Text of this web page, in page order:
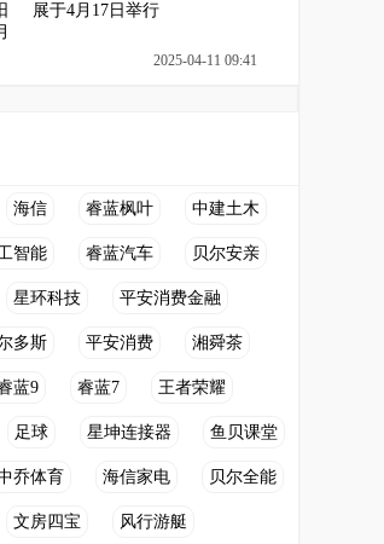
展于4月17日举行
2025-04-11 09:41
海信 睿蓝枫叶 中建土木
智能 睿蓝汽车 贝尔安亲
星环科技 平安消费金融
多斯 平安消费 湘舜茶
蓝9 睿蓝7 王者荣耀
足球 星坤连接器 鱼贝课堂
乔体育 海信家电 贝尔全能
文房四宝 风行游艇